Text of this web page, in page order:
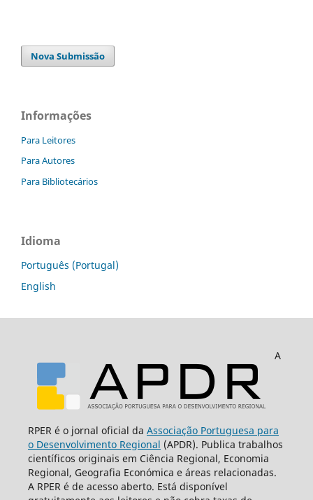
Nova Submissão
Informações
Para Leitores
Para Autores
Para Bibliotecários
Idioma
Português (Portugal)
English
A
RPER é o jornal oficial da Associação Portuguesa para
o Desenvolvimento Regional (APDR). Publica trabalhos
científicos originais em Ciência Regional, Economia
Regional, Geografia Económica e áreas relacionadas.
A RPER é de acesso aberto. Está disponível